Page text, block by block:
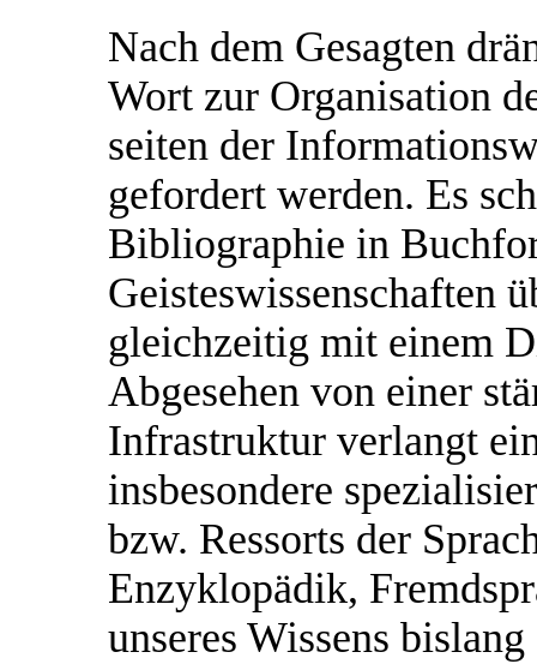
Nach dem Gesagten
Wort zur Organisation
seiten der
gefordert werden. Es
Bibliographie in
Geisteswissenschaften
gleichzeitig mit einem
Abgesehen von einer
Infrastruktur verlangt
insbesondere
bzw. Ressorts der
Enzyklopädik,
unseres Wissens